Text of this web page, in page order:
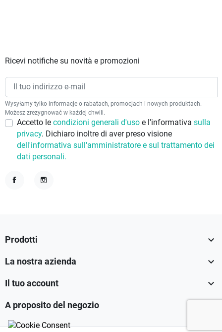
Ricevi notifiche su novità e promozioni
Wysyłamy tylko informacje o rabatach, promocjach i nowych produktach.
Możesz zrezygnować w każdej chwili.
Accetto le condizioni generali d'uso e l'informativa sulla
privacy. Dichiaro inoltre di aver preso visione
dell'informativa sull'amministratore e sul trattamento dei
dati personali.
Prodotti 
La nostra azienda 
Il tuo account 
A proposito del negozio